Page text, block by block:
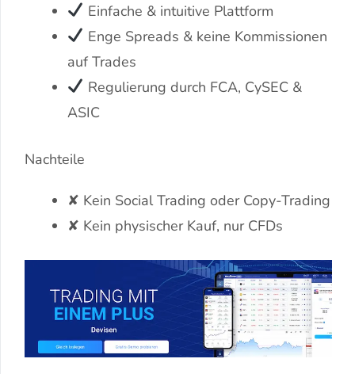
Einfache & intuitive Plattform
Enge Spreads & keine Kommissionen
auf Trades
Regulierung durch FCA, CySEC &
ASIC
Nachteile
✘ Kein Social Trading oder Copy-Trading
✘ Kein physischer Kauf, nur CFDs